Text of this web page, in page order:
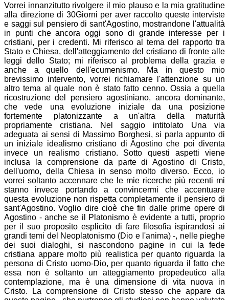
Vorrei innanzitutto rivolgere il mio plauso e la mia gratitudine
alla direzione di 30Giorni per aver raccolto queste interviste
e saggi sul pensiero di sant'Agostino, mostrandone l'attualità
in punti che ancora oggi sono di grande interesse per i
cristiani, per i credenti. Mi riferisco al tema del rapporto tra
Stato e Chiesa, dell'atteggiamento del cristiano di fronte alle
leggi dello Stato; mi riferisco al problema della grazia e
anche a quello dell'ecumenismo. Ma in questo mio
brevissimo intervento, vorrei richiamare l'attenzione su un
altro tema al quale non è stato fatto cenno. Ossia a quella
ricostruzione del pensiero agostiniano, ancora dominante,
che vede una evoluzione iniziale da una posizione
fortemente platonizzante a un'altra della maturità
propriamente cristiana. Nel saggio intitolato Una via
adeguata ai sensi di Massimo Borghesi, si parla appunto di
un iniziale idealismo cristiano di Agostino che poi diventa
invece un realismo cristiano. Sotto questi aspetti viene
inclusa la comprensione da parte di Agostino di Cristo,
dell'uomo, della Chiesa in senso molto diverso. Ecco, io
vorrei soltanto accennare che le mie ricerche più recenti mi
stanno invece portando a convincermi che accentuare
questa evoluzione non rispetta completamente il pensiero di
sant'Agostino. Voglio dire cioè che fin dalle prime opere di
Agostino - anche se il Platonismo è evidente a tutti, proprio
per il suo proposito esplicito di fare filosofia ispirandosi ai
grandi temi del Neoplatonismo (Dio e l'anima) -, nelle pieghe
dei suoi dialoghi, si nascondono pagine in cui la fede
cristiana appare molto più realistica per quanto riguarda la
persona di Cristo uomo-Dio, per quanto riguarda il fatto che
essa non è soltanto un atteggiamento propedeutico alla
contemplazione, ma è una dimensione di vita nuova in
Cristo. La comprensione di Cristo stesso che appare da